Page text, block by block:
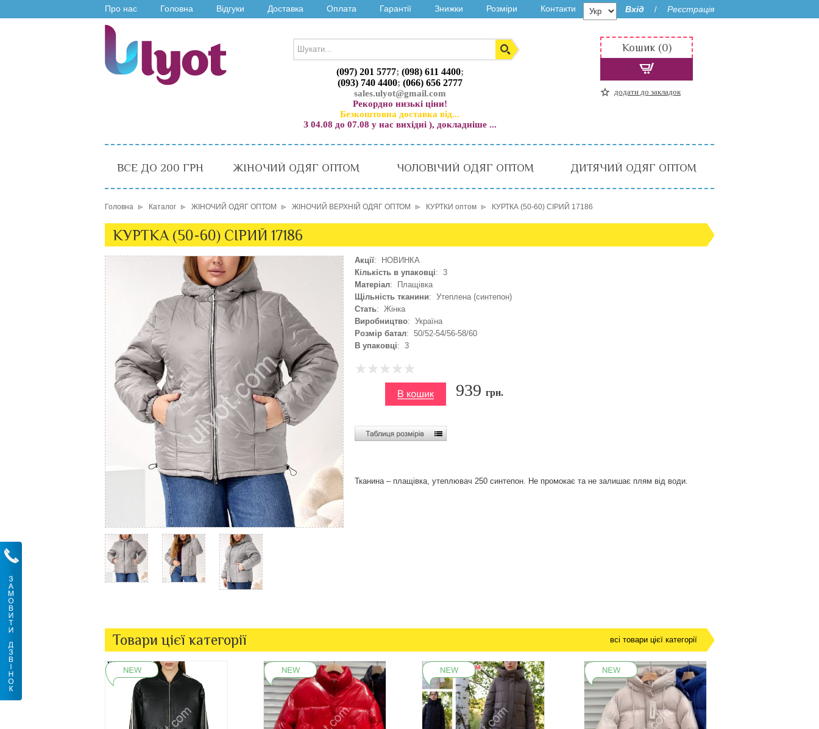
Про нас Головна Відгуки Доставка Оплата Гарантії Знижки Розміри Контакти Вхід / Реєстрація
(097) 201 5777; (098) 611 4400;
(093) 740 4400; (066) 656 2777
sales.ulyot@gmail.com
Рекордно низькі ціни!
Безкоштовна доставка від...
З 04.08 до 07.08 у нас вихідні ), докладніше ...
Кошик (0)
додати до закладок
ВСЕ ДО 200 ГРН ЖІНОЧИЙ ОДЯГ ОПТОМ ЧОЛОВІЧИЙ ОДЯГ ОПТОМ ДИТЯЧИЙ ОДЯГ ОПТОМ
Головна Каталог ЖІНОЧИЙ ОДЯГ ОПТОМ ЖІНОЧИЙ ВЕРХНІЙ ОДЯГ ОПТОМ КУРТКИ оптом КУРТКА (50-60) СІРИЙ 17186
КУРТКА (50-60) СІРИЙ 17186
Акції: НОВИНКА
Кількість в упаковці: 3
Матеріал: Плащівка
Щільність тканини: Утеплена (синтепон)
Стать: Жінка
Виробництво: Україна
Розмір батал: 50/52-54/56-58/60
В упаковці: 3
939 грн.
Тканина – плащівка, утеплювач 250 синтепон. Не промокає та не залишає плям від води.
Товари цієї категорії всі товари цієї категорії